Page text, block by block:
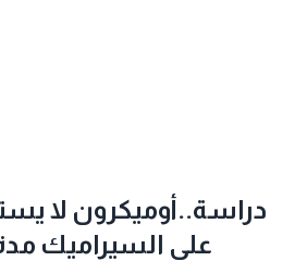
دراسة..أوميكرون لا
على السيراميك